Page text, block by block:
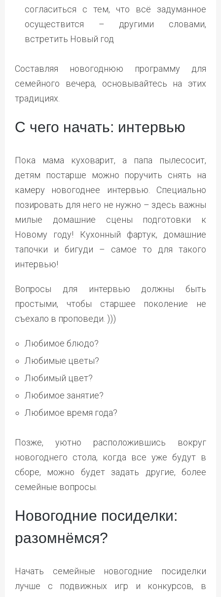
согласиться с тем, что всё задуманное
осуществится – другими словами,
встретить Новый год
Составляя новогоднюю программу для
семейного вечера, основывайтесь на этих
традициях.
С чего начать: интервью
Пока мама куховарит, а папа пылесосит,
детям постарше можно поручить снять на
камеру новогоднее интервью. Специально
позировать для него не нужно – здесь важны
милые домашние сцены подготовки к
Новому году! Кухонный фартук, домашние
тапочки и бигуди – самое то для такого
интервью!
Вопросы для интервью должны быть
простыми, чтобы старшее поколение не
съехало в проповеди. )))
Любимое блюдо?
Любимые цветы?
Любимый цвет?
Любимое занятие?
Любимое время года?
Позже, уютно расположившись вокруг
новогоднего стола, когда все уже будут в
сборе, можно будет задать другие, более
семейные вопросы.
Новогодние посиделки:
разомнёмся?
Начать семейные новогодние посиделки
лучше с подвижных игр и конкурсов, в